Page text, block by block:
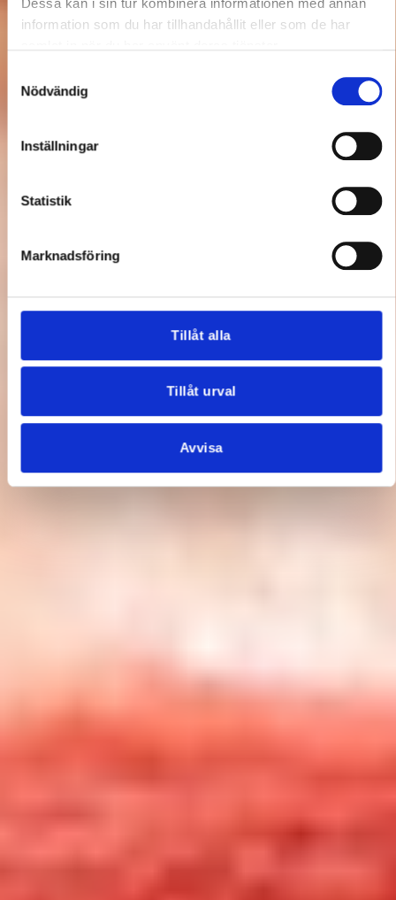
Dessa kan i sin tur kombinera informationen med annan
information som du har tillhandahållit eller som de har
Nödvändig
Inställningar
Statistik
Marknadsföring
Tillåt alla
Tillåt urval
Avvisa